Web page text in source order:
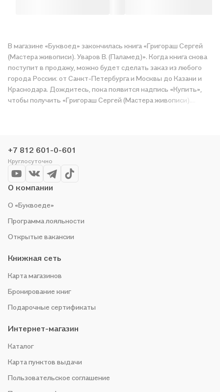
В магазине «Буквоед» закончилась книга «Григораш Сергей
(Мастера живописи). Уваров В. (Паламед)». Когда книга снова
поступит в продажу, можно будет сделать заказ из любого
города России: от Санкт-Петербурга и Москвы до Казани и
Краснодара. Дождитесь, пока появится надпись «Купить»,
чтобы получить «Григораш Сергей (Мастера живописи).
Оставайтесь с нами, чтобы не упустить выгоду!
+7 812 601-0-601
Круглосуточно
О компании
О «Буквоеде»
Программа лояльности
Открытые вакансии
Книжная сеть
Карта магазинов
Бронирование книг
Подарочные сертификаты
Интернет-магазин
Каталог
Карта пунктов выдачи
Пользовательское соглашение